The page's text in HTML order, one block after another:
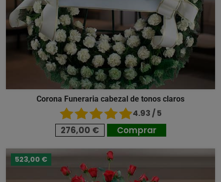
Corona Funeraria cabezal de tonos claros
4.93 / 5
276,00 € Comprar
523,00 €